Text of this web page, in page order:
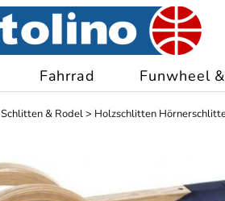
Fahrrad Funwheel
Schlitten & Rodel> Holzschlitten